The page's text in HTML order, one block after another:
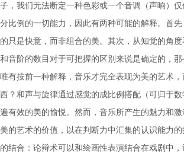
，我们无法断定一种色彩或一个音调（声响）
比例的一切能力，因此有两种可能的解释。首
只是快意，而非组合的美。其次，从知觉的角
音阶的数目对于可把握的区别来说是确定的，
有按前一种解释，音乐才完全表现为美的艺
？和声与旋律通过感觉的成比例搭配（可归于
有效的美的愉悦。然而，音乐所产生的魅力和
的艺术的价值，以在判断力中汇集的认识能力
合：论辩术可以和绘画性表演结合在戏剧中，